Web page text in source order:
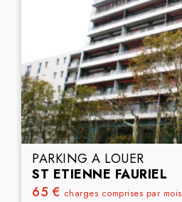
PARKING A LOUER
ST ETIENNE FAURIEL
65 € charges comprises par mois